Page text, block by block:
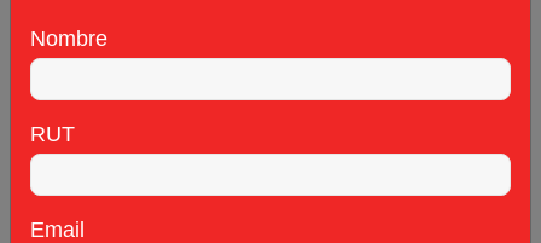
Nombre
RUT
Email